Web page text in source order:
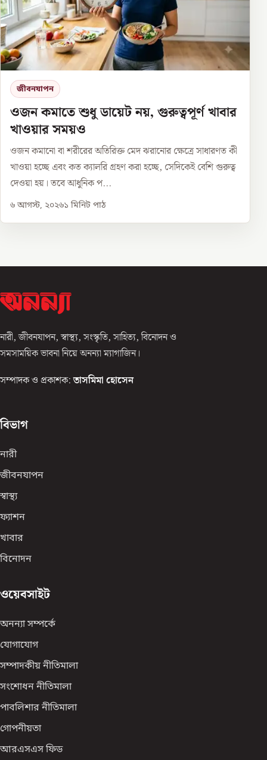
জীবনযাপন
ওজন কমাতে শুধু ডায়েট নয়, গুরুত্বপূর্ণ খাবার
খাওয়ার সময়ও
ওজন কমানো বা শরীরের অতিরিক্ত মেদ ঝরানোর ক্ষেত্রে সাধারণত কী
খাওয়া হচ্ছে এবং কত ক্যালরি গ্রহণ করা হচ্ছে, সেদিকেই বেশি গুরুত্ব
দেওয়া হয়। তবে আধুনিক প...
৬ আগস্ট, ২০২৬১ মিনিট পাঠ
নারী, জীবনযাপন, স্বাস্থ্য, সংস্কৃতি, সাহিত্য, বিনোদন ও
সমসাময়িক ভাবনা নিয়ে অনন্যা ম্যাগাজিন।
সম্পাদক ও প্রকাশক: তাসমিমা হোসেন
বিভাগ
নারী
জীবনযাপন
স্বাস্থ্য
ফ্যাশন
খাবার
বিনোদন
ওয়েবসাইট
অনন্যা সম্পর্কে
যোগাযোগ
সম্পাদকীয় নীতিমালা
সংশোধন নীতিমালা
পাবলিশার নীতিমালা
গোপনীয়তা
আরএসএস ফিড